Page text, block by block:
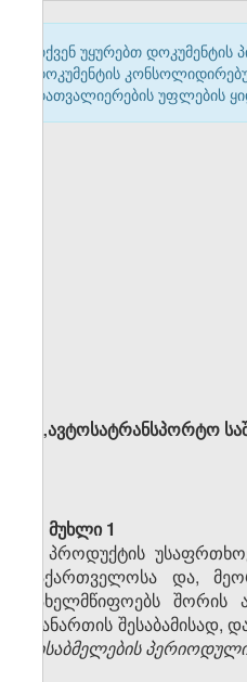
თქვენ უყურებთ დოკუმენტის
დოკუმენტის
დათვალიერების უფლების
„ავტოსატრანსპორტო
მუხლი 1
პროდუქტის
საქართველოსა და,
სახელმწიფოებს შორის
დანართის
მისაბმელების პერიოდული